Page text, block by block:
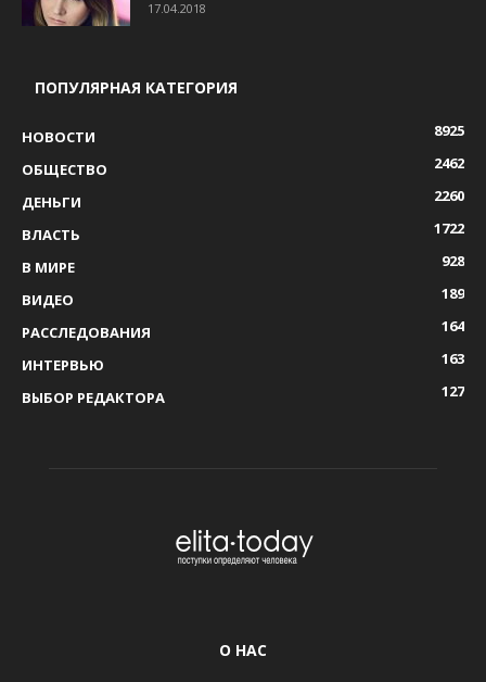
17.04.2018
ПОПУЛЯРНАЯ КАТЕГОРИЯ
НОВОСТИ
8925
ОБЩЕСТВО
2462
ДЕНЬГИ
2260
ВЛАСТЬ
1722
В МИРЕ
928
ВИДЕО
189
РАССЛЕДОВАНИЯ
164
ИНТЕРВЬЮ
163
ВЫБОР РЕДАКТОРА
127
О НАС